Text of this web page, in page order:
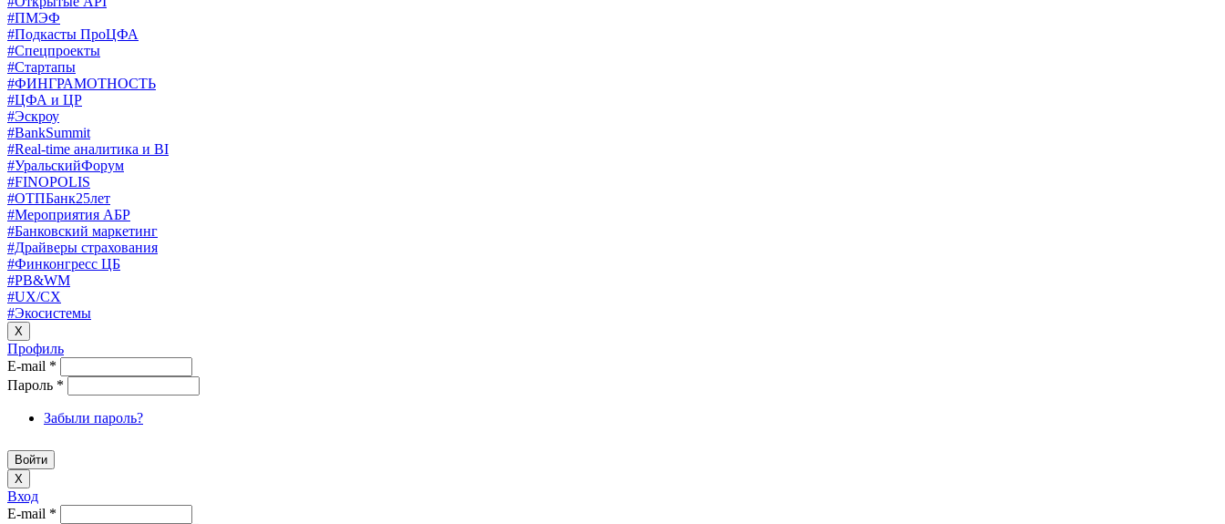
#ПМЭФ
#Подкасты ПроЦФА
#Спецпроекты
#Стартапы
#ФИНГРАМОТНОСТЬ
#ЦФА и ЦР
#Эскроу
#BankSummit
#Real-time аналитика и BI
#УральскийФорум
#FINOPOLIS
#ОТПБанк25лет
#Мероприятия АБР
#Банковский маркетинг
#Драйверы страхования
#Финконгресс ЦБ
#PB&WM
#UX/CX
#Экосистемы
X
Профиль
E-mail *
Пароль *
Забыли пароль?
X
Вход
E-mail *